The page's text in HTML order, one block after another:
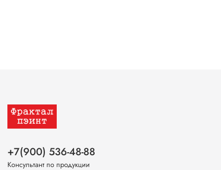
+7(900) 536-48-88
Консультант по продукции